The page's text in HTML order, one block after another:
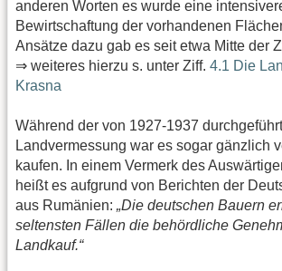
anderen Worten es wurde eine
Bewirtschaftung der vorhandenen
Ansätze dazu gab es seit etwa Mitte der
⇒ weiteres hierzu s. unter Ziff. 4.1 Die
Krasna
Während der von 1927-1937
Landvermessung war es sogar gänzlich
kaufen. In einem Vermerk des
heißt es aufgrund von Berichten der
aus Rumänien: „Die deutschen Bauern
seltensten Fällen die behördliche
Landkauf.“